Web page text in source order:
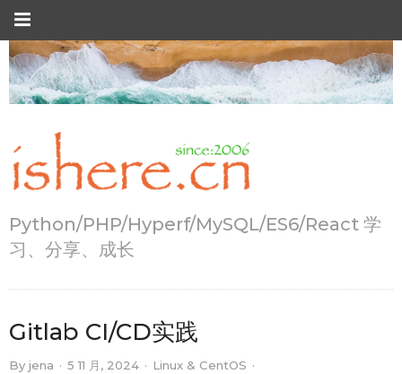
Python/PHP/Hyperf/MySQL/ES6/React 学
习、分享、成长
Gitlab CI/CD实践
By jena · 5 11 月, 2024 · Linux & CentOS ·